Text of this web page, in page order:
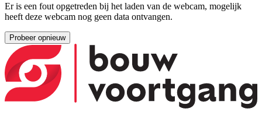
Er is een fout opgetreden bij het laden van de webcam, mogelijk
heeft deze webcam nog geen data ontvangen.
Probeer opnieuw